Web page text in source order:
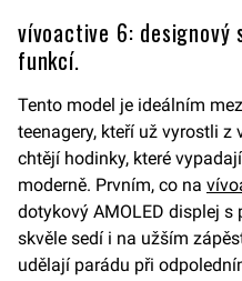
vívoactive 6: designový
funkcí.
Tento model je ideálním
teenagery, kteří už vyrostli z
chtějí hodinky, které
moderně. Prvním, co na
dotykový AMOLED displej
skvěle sedí i na užším
udělají parádu při